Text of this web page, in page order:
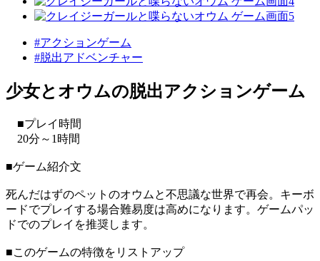
#アクションゲーム
#脱出アドベンチャー
少女とオウムの脱出アクションゲーム
■プレイ時間
20分～1時間
■ゲーム紹介文
死んだはずのペットのオウムと不思議な世界で再会。キーボ
ードでプレイする場合難易度は高めになります。ゲームパッ
ドでのプレイを推奨します。
■このゲームの特徴をリストアップ